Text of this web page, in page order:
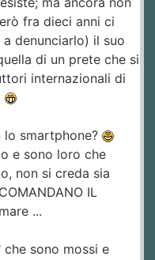
fra dieci anni ci
denunciarlo) il suo
di un prete che si
internazionali di
lo smartphone?
e sono loro che
non si creda sia
IL
...
che sono mossi e